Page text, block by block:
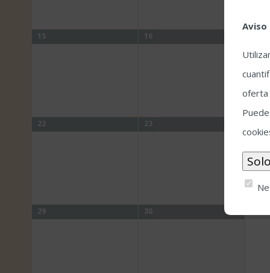
15 16
22 23
29 30
Aviso
oferta